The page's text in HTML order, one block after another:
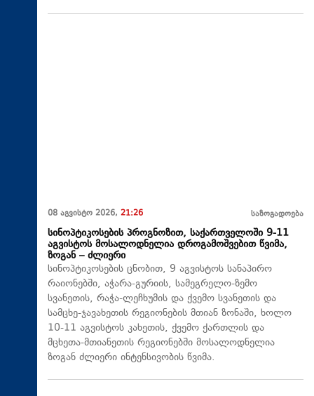
08 აგვისტო 2026, 21:26 საზოგადოება
სინოპტიკოსების პროგნოზით, საქართველოში 9-11
აგვისტოს მოსალოდნელია დროგამოშვებით წვიმა,
ზოგან – ძლიერი
სინოპტიკოსების ცნობით, 9 აგვისტოს სანაპირო
რაიონებში, აჭარა-გურიის, სამეგრელო-ზემო
სვანეთის, რაჭა-ლეჩხუმის და ქვემო სვანეთის და
სამცხე-ჯავახეთის რეგიონების მთიან ზონაში, ხოლო
10-11 აგვისტოს კახეთის, ქვემო ქართლის და
მცხეთა-მთიანეთის რეგიონებში მოსალოდნელია
ზოგან ძლიერი ინტენსივობის წვიმა.